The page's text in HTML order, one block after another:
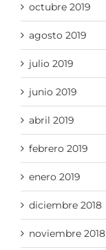
octubre 2019
agosto 2019
julio 2019
junio 2019
abril 2019
febrero 2019
enero 2019
diciembre 2018
noviembre 2018